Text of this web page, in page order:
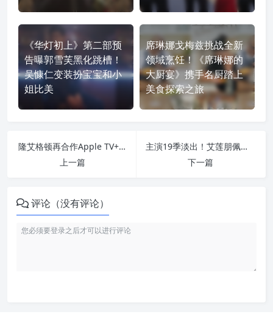
《华灯初上》第二部预
告曝郭雪芙黑化跳槽！
吴慷仁变装扮宝宝和小
姐比美
席琳娜戈梅兹挑战全新
领域烹饪！《席琳娜的
大厨宴》携手名厨踏上
美食探索之旅
隆艾格顿再合作Apple TV+！主演连环纵火案剧集《Firebug》
上一篇
主演19季淡出！艾莲朋佩欧曝离开《实习医生》真正原因
下一篇
评论（没有评论）